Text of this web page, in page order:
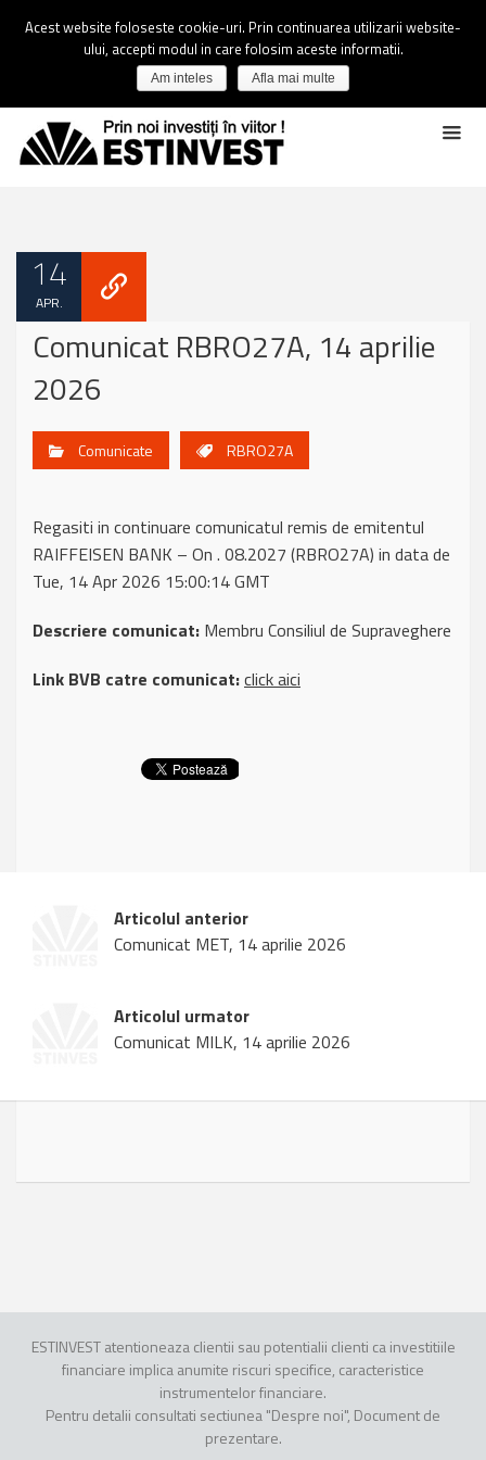
14
APR.
Comunicat RBRO27A, 14 aprilie
2026
Comunicate RBRO27A
Regasiti in continuare comunicatul remis de emitentul
RAIFFEISEN BANK – On . 08.2027 (RBRO27A) in data de
Tue, 14 Apr 2026 15:00:14 GMT
Descriere comunicat: Membru Consiliul de Supraveghere
Link BVB catre comunicat:click aici
Articolul anterior
Comunicat MET, 14 aprilie 2026
Articolul urmator
Comunicat MILK, 14 aprilie 2026
ESTINVEST atentioneaza clientii sau potentialii clienti ca investitiile
financiare implica anumite riscuri specifice, caracteristice
instrumentelor financiare.
Pentru detalii consultati sectiunea "Despre noi", Document de
prezentare.
Acest website foloseste cookie-uri. Prin continuarea utilizarii website-
ului, accepti modul in care folosim aceste informatii.
Am inteles Afla mai multe